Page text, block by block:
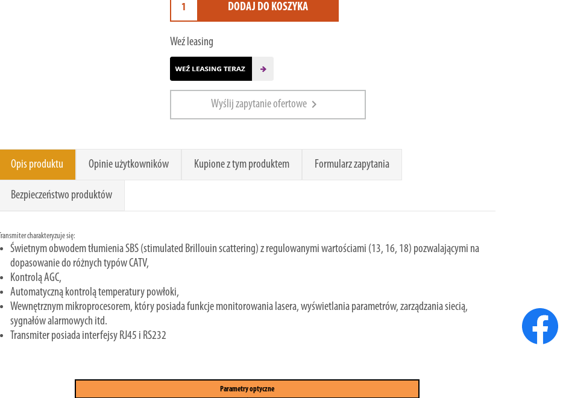
DODAJ DO KOSZYKA
Weź leasing
Wyślij zapytanie ofertowe chevron_right
Opis produktu Opinie użytkowników Kupione z tym produktem Formularz zapytania
Bezpieczeństwo produktów
Transmiter charakteryzuje się:
Świetnym obwodem tłumienia SBS (stimulated Brillouin scattering) z regulowanymi wartościami (13, 16, 18) pozwalającymi na
dopasowanie do różnych typów CATV,
Kontrolą AGC,
Automatyczną kontrolą temperatury powłoki,
Wewnętrznym mikroprocesorem, który posiada funkcje monitorowania lasera, wyświetlania parametrów, zarządzania siecią,
sygnałów alarmowych itd.
Transmiter posiada interfejsy RJ45 i RS232
Parametry optyczne